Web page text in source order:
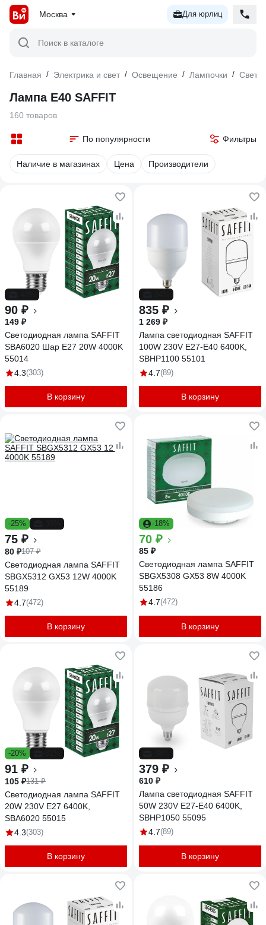
Москва Для юрлиц
Поиск в каталоге
Главная / Электрика и свет / Освещение / Лампочки /
Лампа E40 SAFFIT
160 товаров
По популярности Фильтры
Наличие в магазинах Цена Производители
90 ₽
149 ₽
Светодиодная лампа SAFFIT
SBA6020 Шар E27 20W 4000K
55014
4.3(303)
В корзину
835 ₽
1 269 ₽
Лампа светодиодная SAFFIT
100W 230V Е27-E40 6400K,
SBHP1100 55101
4.7(89)
В корзину
-25%
75 ₽
80 ₽107 ₽
Светодиодная лампа SAFFIT
SBGX5312 GX53 12W 4000K
55189
4.7(472)
В корзину
-18%
70 ₽
85 ₽
Светодиодная лампа SAFFIT
SBGX5308 GX53 8W 4000K
55186
4.7(472)
В корзину
-20%
91 ₽
105 ₽131 ₽
Светодиодная лампа SAFFIT
20W 230V E27 6400K,
SBA6020 55015
4.3(303)
В корзину
379 ₽
610 ₽
Лампа светодиодная SAFFIT
50W 230V E27-E40 6400K,
SBHP1050 55095
4.7(89)
В корзину